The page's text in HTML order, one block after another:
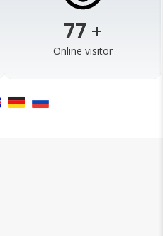
103 +
Online visitor